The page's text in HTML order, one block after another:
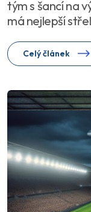
tým s šancí na
má nejlepší
Celý článek